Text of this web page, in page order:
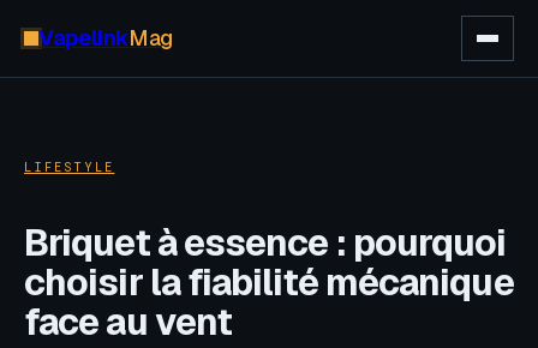
VapelinkMag
LIFESTYLE
Briquet à essence : pourquoi
choisir la fiabilité mécanique
face au vent